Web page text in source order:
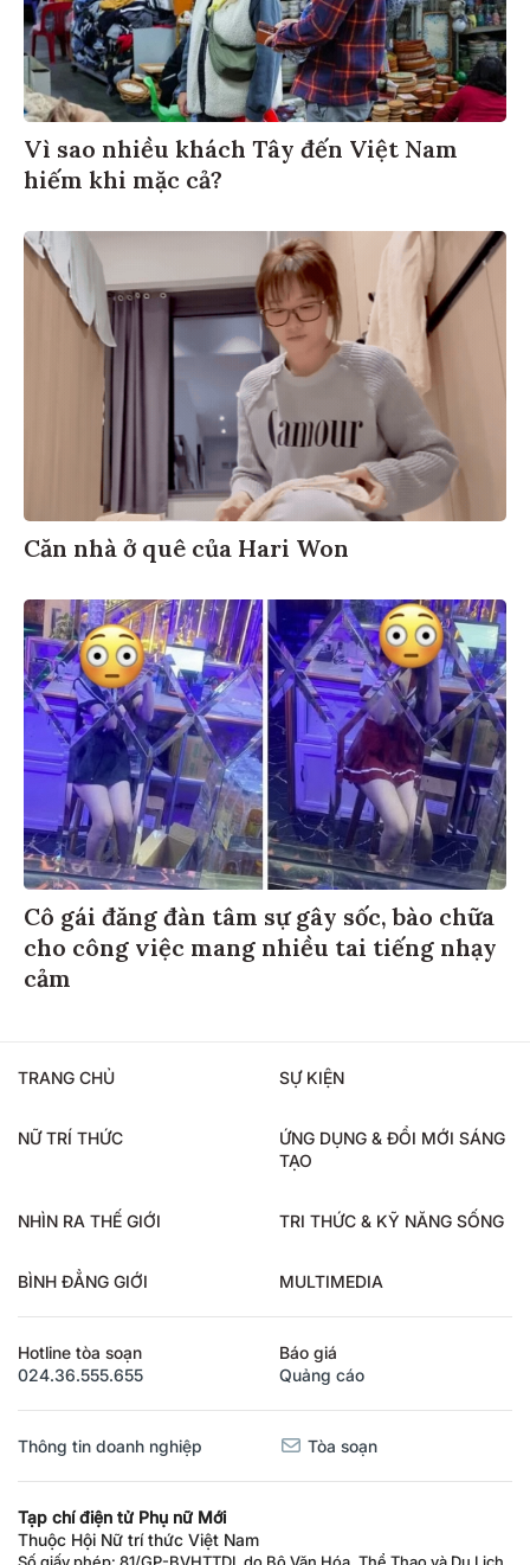
Vì sao nhiều khách Tây đến Việt Nam
hiếm khi mặc cả?
Căn nhà ở quê của Hari Won
Cô gái đăng đàn tâm sự gây sốc, bào chữa
cho công việc mang nhiều tai tiếng nhạy
cảm
TRANG CHỦ SỰ KIỆN
NỮ TRÍ THỨC
ỨNG DỤNG & ĐỔI MỚI SÁNG
TẠO
NHÌN RA THẾ GIỚI TRI THỨC & KỸ NĂNG SỐNG
BÌNH ĐẲNG GIỚI MULTIMEDIA
Hotline tòa soạn
024.36.555.655
Báo giá
Quảng cáo
Thông tin doanh nghiệp Tòa soạn
Tạp chí điện tử Phụ nữ Mới
Thuộc Hội Nữ trí thức Việt Nam